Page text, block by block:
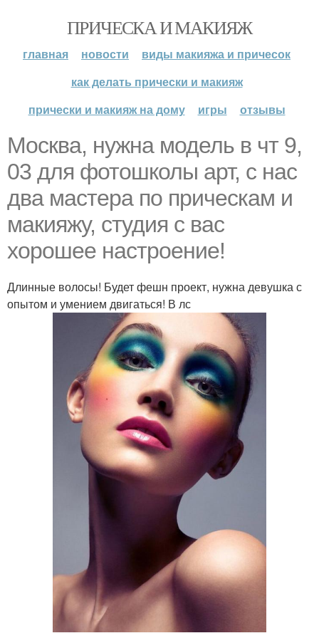
ПРИЧЕСКА И МАКИЯЖ
главная новости
виды макияжа и причесок
как делать прически и макияж
прически и макияж на дому
игры отзывы
Москва, нужна модель в чт 9,
03 для фотошколы арт, с нас
два мастера по прическам и
макияжу, студия с вас
хорошее настроение!
Длинные волосы! Будет фешн проект, нужна девушка с
опытом и умением двигаться! В лс